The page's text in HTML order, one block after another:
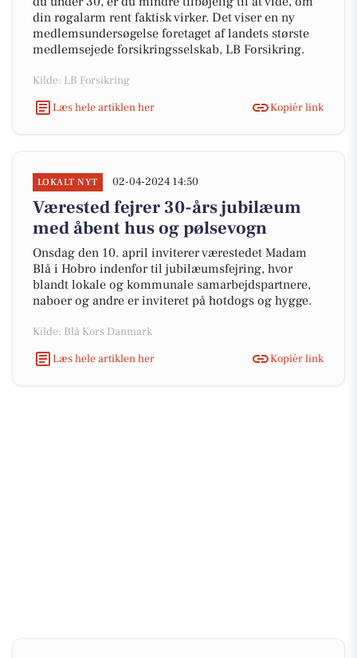
din røgalarm rent faktisk virker. Det viser en ny
medlemsundersøgelse foretaget af landets største
medlemsejede forsikringsselskab, LB Forsikring.
Kilde: LB Forsikring
Læs hele artiklen her
Kopiér link
LOKALT NYT 02-04-2024 14:50
Værested fejrer 30-års jubilæum
med åbent hus og pølsevogn
Onsdag den 10. april inviterer værestedet Madam
Blå i Hobro indenfor til jubilæumsfejring, hvor
blandt lokale og kommunale samarbejdspartnere,
naboer og andre er inviteret på hotdogs og hygge.
Kilde: Blå Kors Danmark
Læs hele artiklen her
Kopiér link